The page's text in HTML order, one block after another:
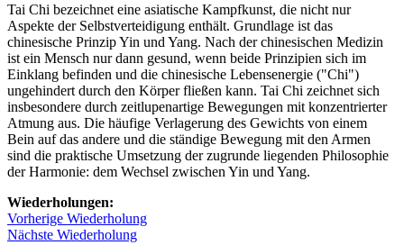
Tai Chi bezeichnet eine asiatische Kampfkunst, die nicht nur
Aspekte der Selbstverteidigung enthält. Grundlage ist das
chinesische Prinzip Yin und Yang. Nach der chinesischen Medizin
ist ein Mensch nur dann gesund, wenn beide Prinzipien sich im
Einklang befinden und die chinesische Lebensenergie ("Chi")
ungehindert durch den Körper fließen kann. Tai Chi zeichnet sich
insbesondere durch zeitlupenartige Bewegungen mit konzentrierter
Atmung aus. Die häufige Verlagerung des Gewichts von einem
Bein auf das andere und die ständige Bewegung mit den Armen
sind die praktische Umsetzung der zugrunde liegenden Philosophie
der Harmonie: dem Wechsel zwischen Yin und Yang.
Wiederholungen:
Vorherige Wiederholung
Nächste Wiederholung